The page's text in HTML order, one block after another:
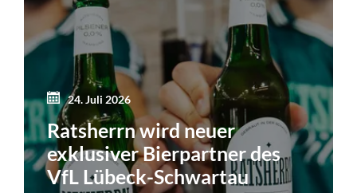
24. Juli 2026
Ratsherrn wird neuer
exklusiver Bierpartner des
VfL Lübeck-Schwartau